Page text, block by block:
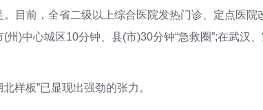
目前，全省二级以上综合医院发热门诊、定点医院
)中心城区10分钟、县(市)30分钟“急救圈”;在武汉
样板”已显现出强劲的张力。